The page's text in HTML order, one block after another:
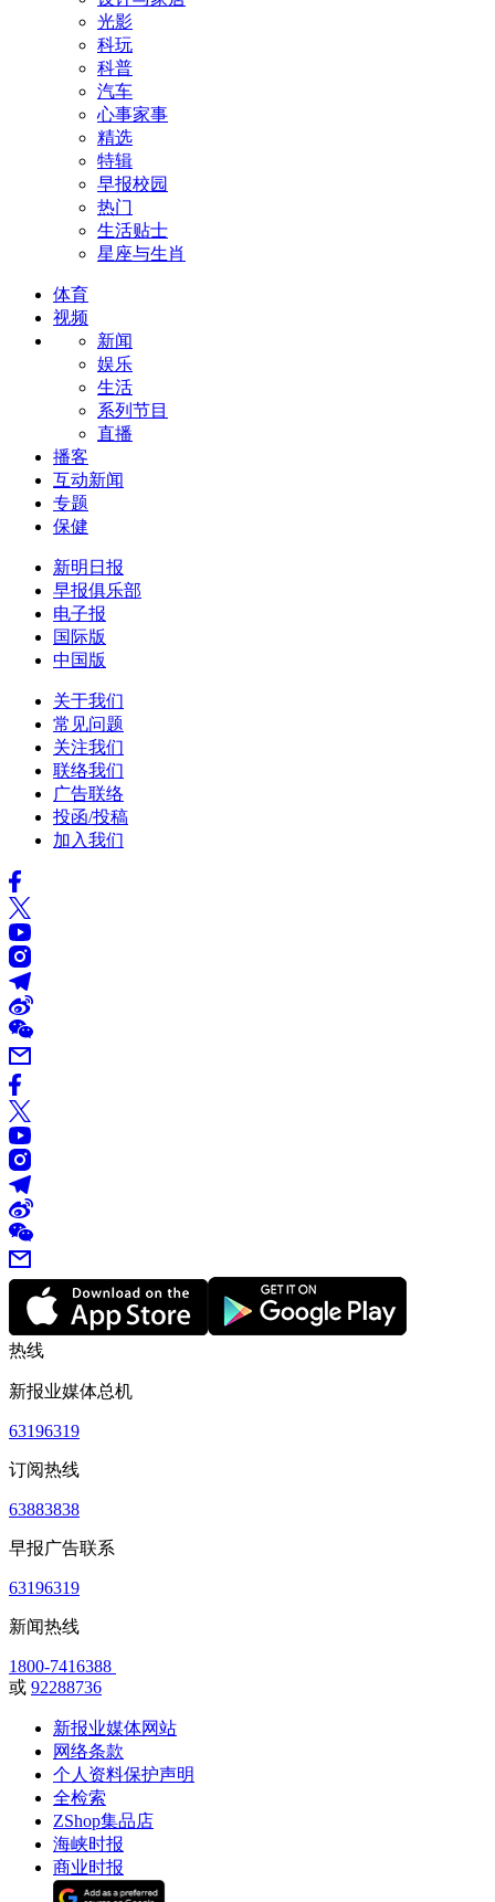
光影
科玩
科普
汽车
心事家事
精选
特辑
早报校园
热门
生活贴士
星座与生肖
体育
视频
新闻
娱乐
生活
系列节目
直播
播客
互动新闻
专题
保健
新明日报
早报俱乐部
电子报
国际版
中国版
关于我们
常见问题
关注我们
联络我们
广告联络
投函/投稿
加入我们
热线
新报业媒体总机
63196319
订阅热线
63883838
早报广告联系
63196319
新闻热线
1800-7416388
或 92288736
新报业媒体网站
网络条款
个人资料保护声明
全检索
ZShop集品店
海峡时报
商业时报